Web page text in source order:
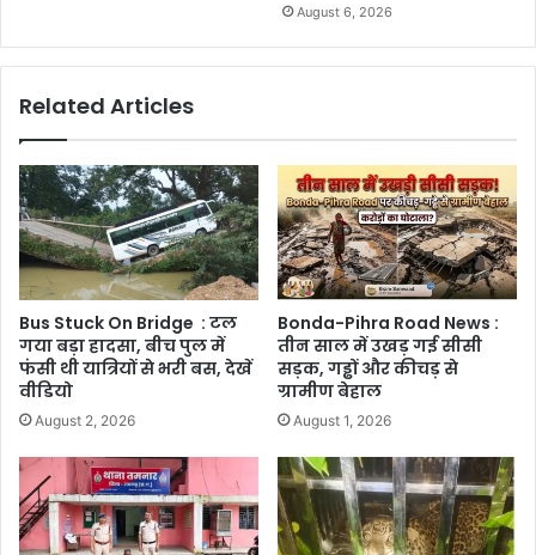
August 6, 2026
Related Articles
Bus Stuck On Bridge : टल
गया बड़ा हादसा, बीच पुल में
फंसी थी यात्रियों से भरी बस, देखें
वीडियो
August 2, 2026
Bonda-Pihra Road News :
तीन साल में उखड़ गई सीसी
सड़क, गड्ढों और कीचड़ से
ग्रामीण बेहाल
August 1, 2026